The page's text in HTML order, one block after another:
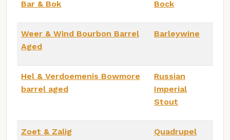
Bar & Bok Bock
Weer & Wind Bourbon Barrel
Aged
Barleywine
Hel & Verdoemenis Bowmore
barrel aged
Russian
Imperial
Stout
Zoet & Zalig Quadrupel